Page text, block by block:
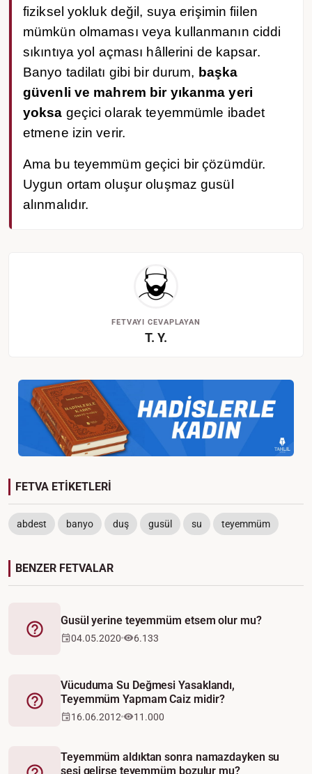
fiziksel yokluk değil, suya erişimin fiilen
mümkün olmaması veya kullanmanın ciddi
sıkıntıya yol açması hâllerini de kapsar.
Banyo tadilatı gibi bir durum, başka
güvenli ve mahrem bir yıkanma yeri
yoksa geçici olarak teyemmümle ibadet
etmene izin verir.
Ama bu teyemmüm geçici bir çözümdür.
Uygun ortam oluşur oluşmaz gusül
alınmalıdır.
FETVAYI CEVAPLAYAN
T. Y.
FETVA ETİKETLERİ
abdest banyo duş gusül su teyemmüm
BENZER FETVALAR
Fetva
Gusül yerine teyemmüm etsem olur mu?
04.05.2020 6.133
Fetva
Vücuduma Su Değmesi Yasaklandı,
Teyemmüm Yapmam Caiz midir?
16.06.2012 11.000
Teyemmüm aldıktan sonra namazdayken su
sesi gelirse teyemmüm bozulur mu?